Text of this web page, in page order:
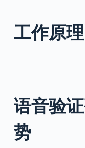
工作原理
语音验
势